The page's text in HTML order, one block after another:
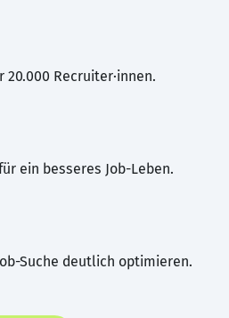
Recruiter·innen.
ein besseres Job-Leben.
Suche deutlich optimieren.